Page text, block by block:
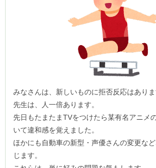
みなさんは、新しいものに拒否反応はありま
先生は、人一倍あります。
先日もたまたまTVをつけたら某有名アニメ
いて違和感を覚えました。
ほかにも自動車の新型・声優さんの変更な
じます。